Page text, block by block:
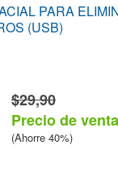
PARA
(USB)
$29,90
Precio de
(Ahorre 40%)